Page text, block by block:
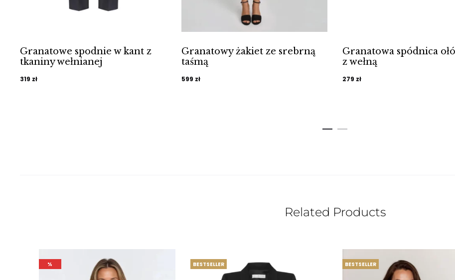
Granatowe spodnie w kant z
tkaniny wełnianej
319 zł
Granatowy żakiet ze srebrną
taśmą
599 zł
Granatowa spódnica
z wełną
279 zł
Related Products
% BESTSELLER BESTSELLER